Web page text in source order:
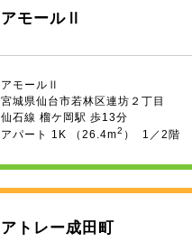
アモールⅡ
アモールⅡ
宮城県仙台市若林区連坊２丁目
仙石線 榴ケ岡駅 歩13分
アパート 1K （26.4m2 ） 1／2階
アトレー成田町